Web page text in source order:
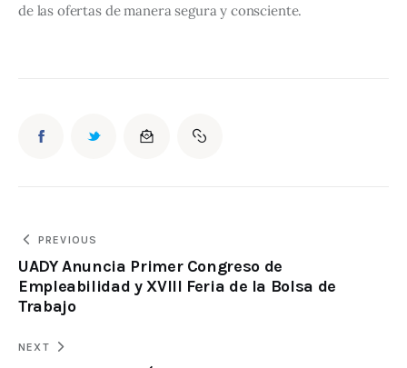
de las ofertas de manera segura y consciente.
PREVIOUS
UADY Anuncia Primer Congreso de
Empleabilidad y XVIII Feria de la Bolsa de
Trabajo
NEXT